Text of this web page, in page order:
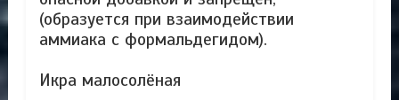
(образуется при взаимодействии
аммиака с формальдегидом).
Икра малосолёная